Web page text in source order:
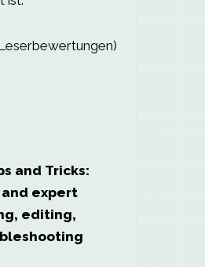
and Tricks:
expert
editing,